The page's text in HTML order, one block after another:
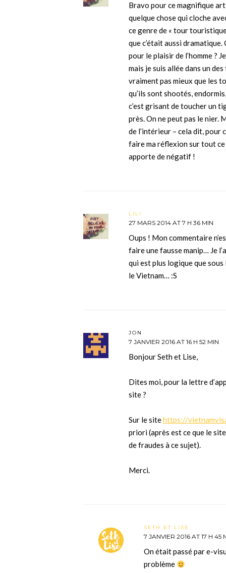
Bravo pour ce magnifique
quelque chose qui cloche
ce genre de « tour
que c’était aussi
pour le plaisir de l’homme ?
mais je suis allée dans un
vraiment pas mieux que les
qu’ils sont shootés,
c’est grisant de toucher un
près. On ne peut pas le nier.
de l’intérieur – cela dit, pour
faire ma réflexion sur tout
apporte de négatif !
LILI
27 MARS 2014 AT 7 H 36 MIN
Oups ! Mon commentaire
faire une fausse manip… Je
qui est plus logique que
le Vietnam… :S
JON
7 JANVIER 2016 AT 16 H 52 MIN
Bonjour Seth et Lise,
Dites moi, pour la lettre
site ?
Sur le sitehttps://
priori (après est ce que le
de fraudes à ce sujet).
Merci.
SETH ET LISE
7 JANVIER 2016 AT 17 H 45
On était passé par e-
problème